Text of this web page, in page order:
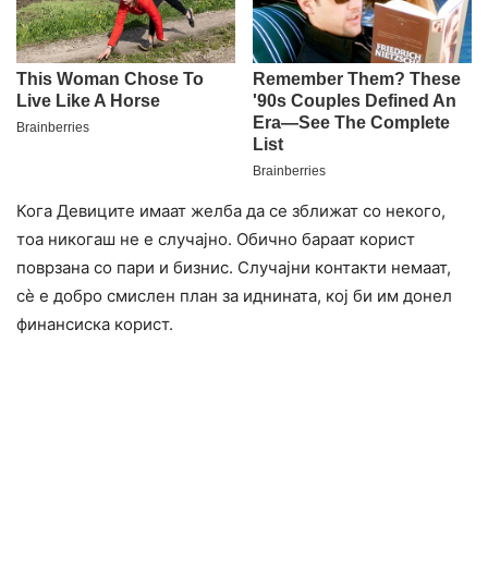
Кога Девиците имаат желба да се зближат со некого,
тоа никогаш не е случајно. Обично бараат корист
поврзана со пари и бизнис. Случајни контакти немаат,
сè е добро смислен план за иднината, кој би им донел
финансиска корист.